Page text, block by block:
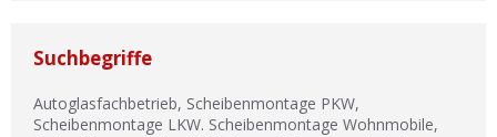
Suchbegriffe
Autoglasfachbetrieb, Scheibenmontage PKW,
Scheibenmontage LKW. Scheibenmontage Wohnmobile,